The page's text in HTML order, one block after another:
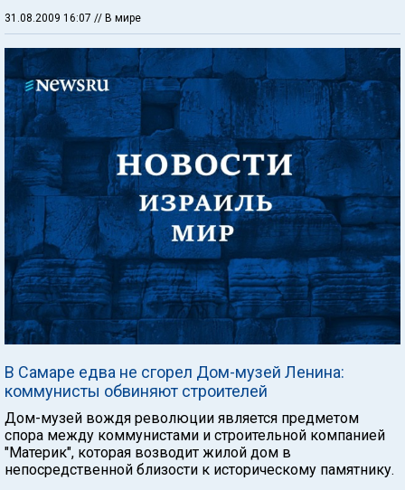
31.08.2009 16:07 // В мире
В Самаре едва не сгорел Дом-музей Ленина:
коммунисты обвиняют строителей
Дом-музей вождя революции является предметом
спора между коммунистами и строительной компанией
"Материк", которая возводит жилой дом в
непосредственной близости к историческому памятнику.